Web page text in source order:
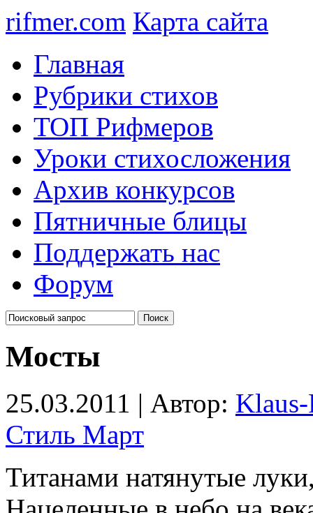
rifmer.com Карта сайта
Главная
Рубрики стихов
ТОП Рифмеров
Уроки стихосложения
Архив конкурсов
Пятничные блицы
Поддержать нас
Форум
Мосты
25.03.2011 | Автор:
Стиль Март
Титанами натянутые